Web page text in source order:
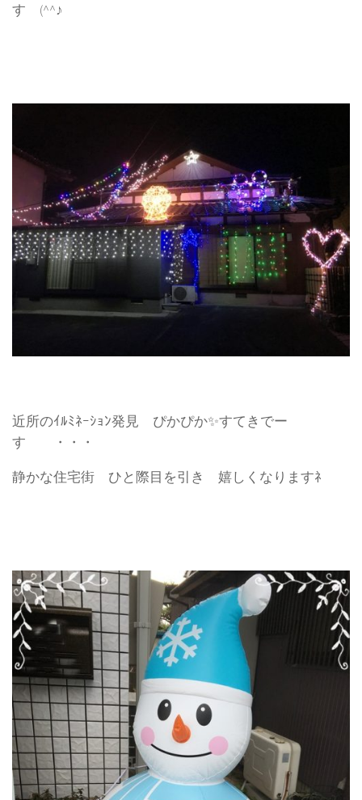
す (^^♪
近所のｲﾙﾐﾈｰｼｮﾝ発見 ぴかぴか✨すてきでー
す ・・・
静かな住宅街 ひと際目を引き 嬉しくなりますﾈ